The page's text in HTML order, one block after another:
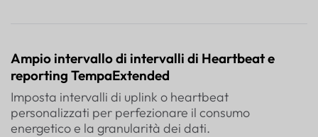
Ampio intervallo di intervalli di Heartbeat e
reporting TempaExtended
Imposta intervalli di uplink o heartbeat
personalizzati per perfezionare il consumo
energetico e la granularità dei dati.